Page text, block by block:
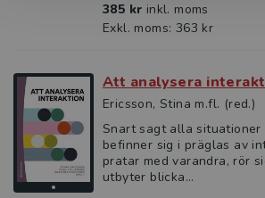
385 kr inkl. moms
Exkl. moms: 363 kr
Att analysera
Ericsson, Stina m.fl. (red.)
Snart sagt alla situationer
befinner sig i präglas av
pratar med varandra, rör
utbyter blicka...